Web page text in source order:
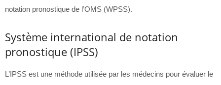
notation pronostique de l’OMS (WPSS).
Système international de notation
pronostique (IPSS)
L’IPSS est une méthode utilisée par les médecins pour évaluer le